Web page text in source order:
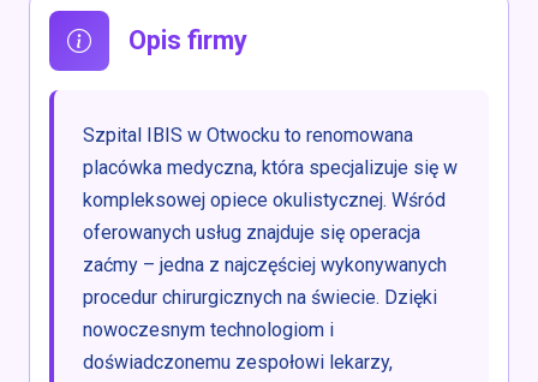
Opis firmy
Szpital IBIS w Otwocku to renomowana
placówka medyczna, która specjalizuje się w
kompleksowej opiece okulistycznej. Wśród
oferowanych usług znajduje się operacja
zaćmy – jedna z najczęściej wykonywanych
procedur chirurgicznych na świecie. Dzięki
nowoczesnym technologiom i
doświadczonemu zespołowi lekarzy,